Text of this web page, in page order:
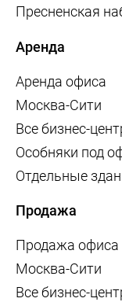
Пресненская
Аренда
Аренда офиса
Москва-Сити
Все бизнес-
Особняки под
Отдельные
Продажа
Продажа офиса
Москва-Сити
Все бизнес-